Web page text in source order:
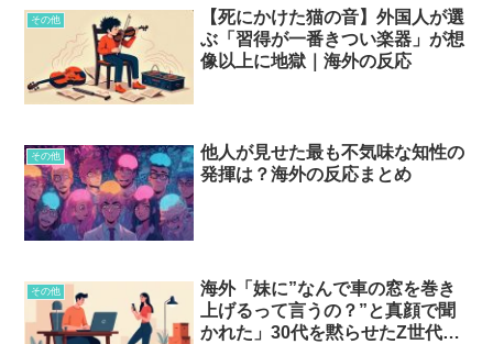
その他
【死にかけた猫の音】外国人が選
ぶ「習得が一番きつい楽器」が想
像以上に地獄｜海外の反応
その他
他人が見せた最も不気味な知性の
発揮は？海外の反応まとめ
その他
海外「妹に”なんで車の窓を巻き
上げるって言うの？”と真顔で聞
かれた」30代を黙らせたZ世代の